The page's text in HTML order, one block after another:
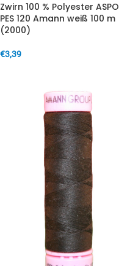
Zwirn 100 % Polyester ASPO
PES 120 Amann weiß 100 m
(2000)
€3,39